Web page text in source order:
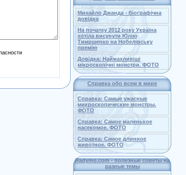
Михайло Джанда - біографічна
довідка
На початку 2012 року Україна
хотіла висунути Юлію
Тимршенко на Нобелівську
премію
Довідка: Найжахливіші
мікроскопічні монстри. ФОТО
Справка обо всем в мире
Справка: Самые ужасные
микроскопические монстры.
ФОТО
Справка: Самое маленькое
насекомое. ФОТО
Справка: Самое длинное
животное. ФОТО
Radymo.com - полезные советы на
разные темы